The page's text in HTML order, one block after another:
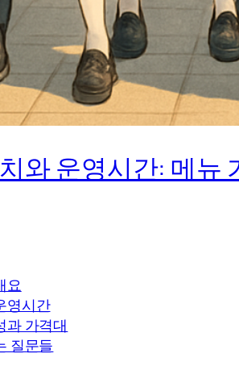
와 운영시간: 메뉴
요
영시간
과 가격대
질문들